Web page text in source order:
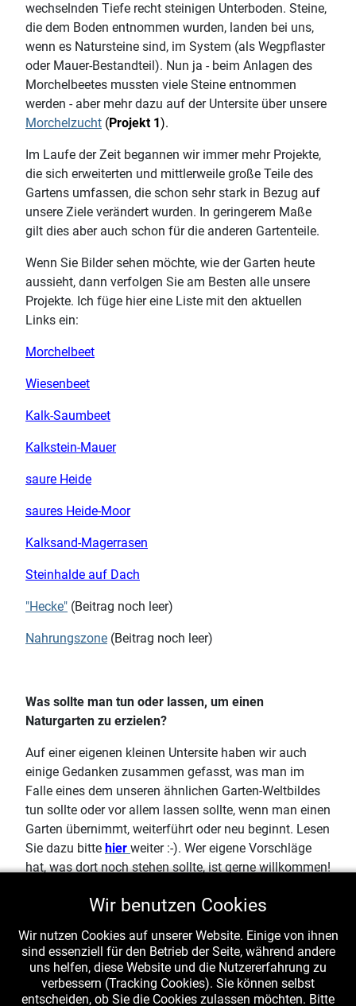
wechselnden Tiefe recht steinigen Unterboden. Steine,
die dem Boden entnommen wurden, landen bei uns,
wenn es Natursteine sind, im System (als Wegpflaster
oder Mauer-Bestandteil). Nun ja - beim Anlagen des
Morchelbeetes mussten viele Steine entnommen
werden - aber mehr dazu auf der Untersite über unsere
Morchelzucht (Projekt 1).
Im Laufe der Zeit begannen wir immer mehr Projekte,
die sich erweiterten und mittlerweile große Teile des
Gartens umfassen, die schon sehr stark in Bezug auf
unsere Ziele verändert wurden. In geringerem Maße
gilt dies aber auch schon für die anderen Gartenteile.
Wenn Sie Bilder sehen möchte, wie der Garten heute
aussieht, dann verfolgen Sie am Besten alle unsere
Projekte. Ich füge hier eine Liste mit den aktuellen
Links ein:
Morchelbeet
Wiesenbeet
Kalk-Saumbeet
Kalkstein-Mauer
saure Heide
saures Heide-Moor
Kalksand-Magerrasen
Steinhalde auf Dach
"Hecke" (Beitrag noch leer)
Nahrungszone (Beitrag noch leer)
Was sollte man tun oder lassen, um einen
Naturgarten zu erzielen?
Auf einer eigenen kleinen Untersite haben wir auch
einige Gedanken zusammen gefasst, was man im
Falle eines dem unseren ähnlichen Garten-Weltbildes
tun sollte oder vor allem lassen sollte, wenn man einen
Garten übernimmt, weiterführt oder neu beginnt. Lesen
Sie dazu bitte hier weiter :-). Wer eigene Vorschläge
hat, was dort noch stehen sollte, ist gerne willkommen!
fachfremdes/garten-als-lebensraum/naturgarten-
richtig-und-falsch
Wir benutzen Cookies
Wir nutzen Cookies auf unserer Website. Einige von ihnen
sind essenziell für den Betrieb der Seite, während andere
uns helfen, diese Website und die Nutzererfahrung zu
verbessern (Tracking Cookies). Sie können selbst
entscheiden, ob Sie die Cookies zulassen möchten. Bitte